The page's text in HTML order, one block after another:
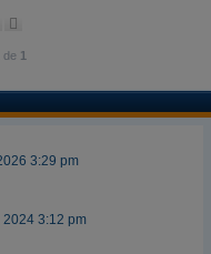
s
s
d
v
a
de 1
3:29 pm
2024 3:12 pm